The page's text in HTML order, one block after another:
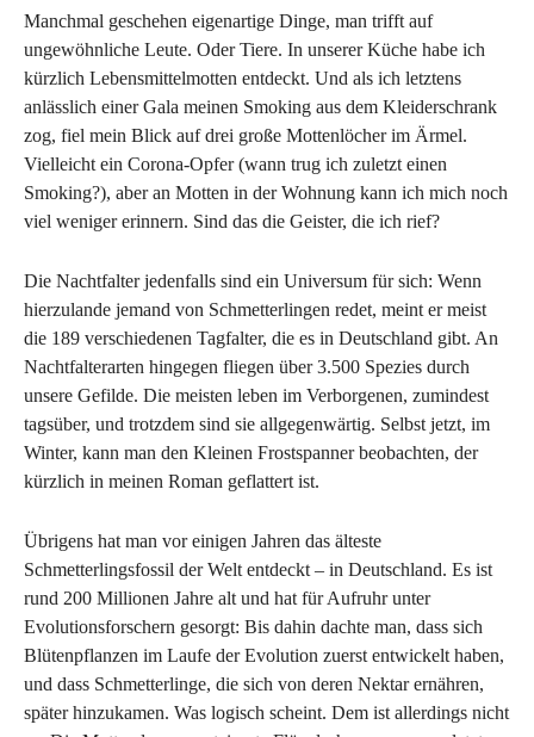
Manchmal geschehen eigenartige Dinge, man trifft auf
ungewöhnliche Leute. Oder Tiere. In unserer Küche habe ich
kürzlich Lebensmittelmotten entdeckt. Und als ich letztens
anlässlich einer Gala meinen Smoking aus dem Kleiderschrank
zog, fiel mein Blick auf drei große Mottenlöcher im Ärmel.
Vielleicht ein Corona-Opfer (wann trug ich zuletzt einen
Smoking?), aber an Motten in der Wohnung kann ich mich noch
viel weniger erinnern. Sind das die Geister, die ich rief?
Die Nachtfalter jedenfalls sind ein Universum für sich: Wenn
hierzulande jemand von Schmetterlingen redet, meint er meist
die 189 verschiedenen Tagfalter, die es in Deutschland gibt. An
Nachtfalterarten hingegen fliegen über 3.500 Spezies durch
unsere Gefilde. Die meisten leben im Verborgenen, zumindest
tagsüber, und trotzdem sind sie allgegenwärtig. Selbst jetzt, im
Winter, kann man den Kleinen Frostspanner beobachten, der
kürzlich in meinen Roman geflattert ist.
Übrigens hat man vor einigen Jahren das älteste
Schmetterlingsfossil der Welt entdeckt – in Deutschland. Es ist
rund 200 Millionen Jahre alt und hat für Aufruhr unter
Evolutionsforschern gesorgt: Bis dahin dachte man, dass sich
Blütenpflanzen im Laufe der Evolution zuerst entwickelt haben,
und dass Schmetterlinge, die sich von deren Nektar ernähren,
später hinzukamen. Was logisch scheint. Dem ist allerdings nicht